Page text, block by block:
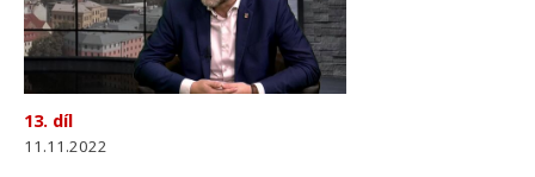
13. díl
11.11.2022